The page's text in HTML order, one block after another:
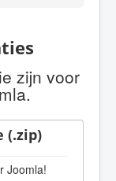
zijn voor
(.zip)
Joomla!